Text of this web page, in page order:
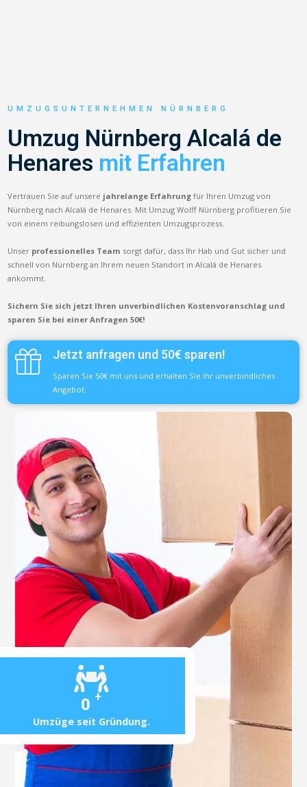
0 +
Umzüge seit Gründung.
UMZUGSUNTERNEHMEN NÜRNBERG
Umzug Nürnberg Alcalá de
Henares mit Erfahren
Vertrauen Sie auf unsere jahrelange Erfahrung für Ihren Umzug von
Nürnberg nach Alcalá de Henares. Mit Umzug Wolff Nürnberg profitieren Sie
von einem reibungslosen und effizienten Umzugsprozess.
Unser professionelles Team sorgt dafür, dass Ihr Hab und Gut sicher und
schnell von Nürnberg an Ihrem neuen Standort in Alcalá de Henares
ankommt.
Sichern Sie sich jetzt Ihren unverbindlichen Kostenvoranschlag und
sparen Sie bei einer Anfragen 50€!
Jetzt anfragen und 50€ sparen!
Sparen Sie 50€ mit uns und erhalten Sie Ihr unverbindliches
Angebot.